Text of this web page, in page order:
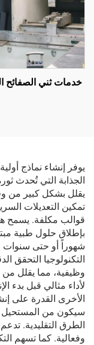
خدمات ثني الصفائح
يوفر إنشاء نماذج
الجذابة التي تُحدث
يقلل بشكل كبير من
تمكين التعديلات
قوالب مكلفة. يسمح
بإطلاق حلول طبية
شهوراً أو حتى سنوات
التكنولوجيا التحقق
وظيفية، مما يقلل
لأداء مثالي قبل بدء
الأخرى القدرة على
سيكون من المستحيل
الطرق التقليدية.
وفعالية. كما تسهم